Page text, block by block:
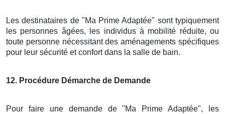
Les destinataires de "Ma Prime Adaptée" sont typiquement
les personnes âgées, les individus à mobilité réduite, ou
toute personne nécessitant des aménagements spécifiques
pour leur sécurité et confort dans la salle de bain.
12. Procédure Démarche de Demande
Pour faire une demande de "Ma Prime Adaptée", les